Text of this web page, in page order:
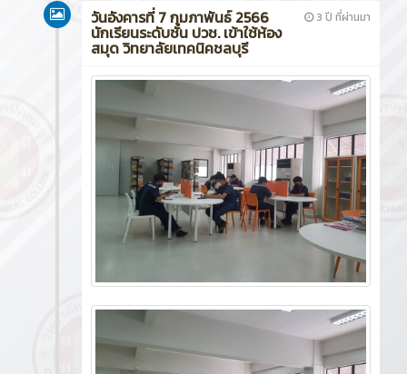
3 ปี ที่ผ่านมา
วันอังคารที่ 7 กุมภาพันธ์ 2566
นักเรียนระดับชั้น ปวช. เข้าใช้ห้อง
สมุด วิทยาลัยเทคนิคชลบุรี